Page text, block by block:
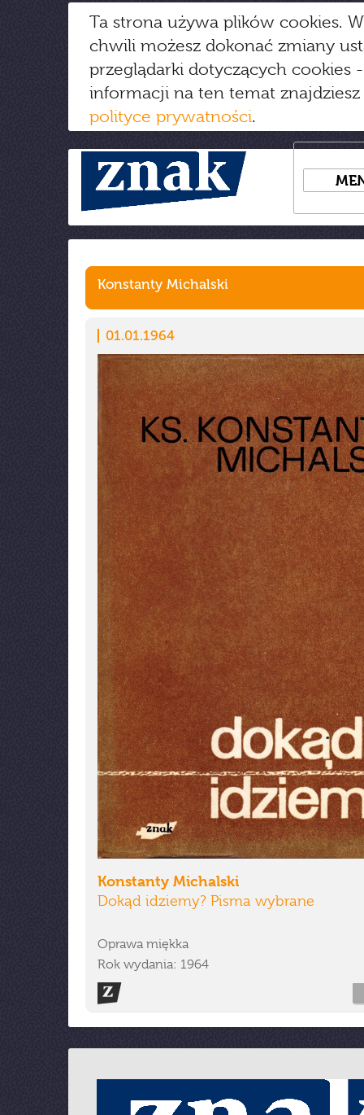
Ta strona używa plików cookies.
chwili możesz dokonać zmiany
przeglądarki dotyczących cookies
informacji na ten temat
polityce prywatności.
Konstanty Michalski
01.01.1964
Konstanty Michalski
Dokąd idziemy? Pisma wybrane
Oprawa miękka
Rok wydania: 1964